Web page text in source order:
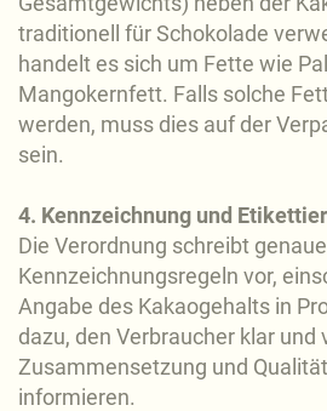
traditionell für Schokolade
handelt es sich um Fette wie
Mangokernfett. Falls solche
werden, muss dies auf der
sein.
4. Kennzeichnung und
Die Verordnung schreibt genaue
Kennzeichnungsregeln vor,
Angabe des Kakaogehalts in
dazu, den Verbraucher klar und
Zusammensetzung und
informieren.